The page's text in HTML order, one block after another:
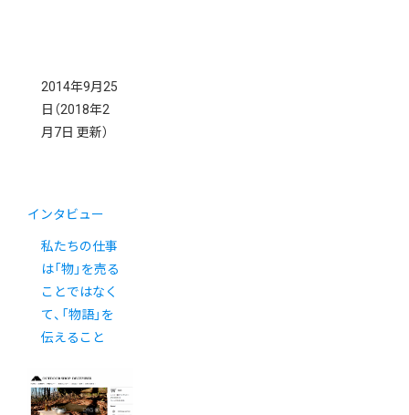
2014年9月25
日 （2018年2
月7日 更新）
インタビュー
私たちの仕事
は「物」を売る
ことではなく
て、「物語」を
伝えること